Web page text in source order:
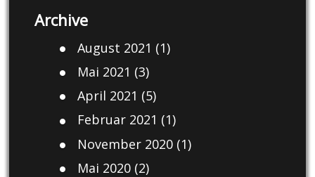
Archive
August 2021 (1)
Mai 2021 (3)
April 2021 (5)
Februar 2021 (1)
November 2020(1)
Mai 2020(2)